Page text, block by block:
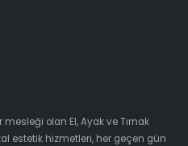
olan El, Ayak ve Tırnak
estetik hizmetleri, her geçen gün